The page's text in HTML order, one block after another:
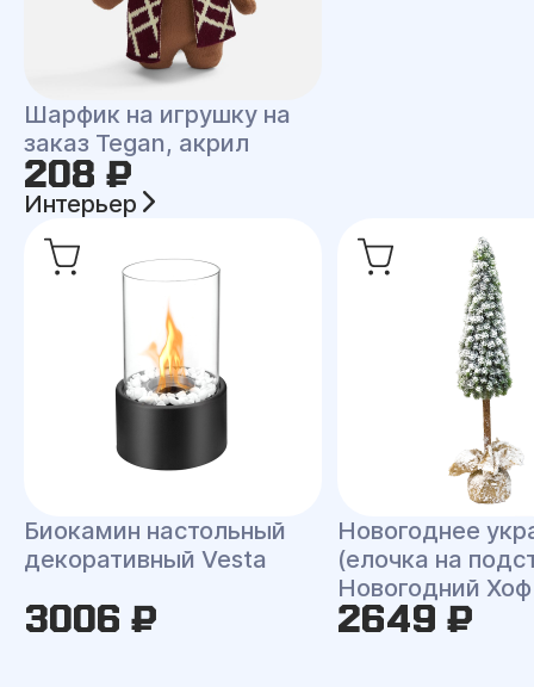
Шарфик на игрушку на
заказ Tegan, акрил
208 ₽
Интерьер
Биокамин настольный
декоративный Vesta
3006 ₽
Новогоднее
(елочка на
Новогодний Хоф
2649 ₽